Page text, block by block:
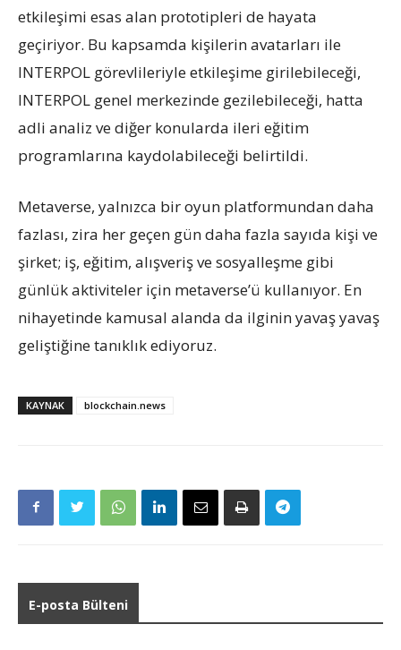
etkileşimi esas alan prototipleri de hayata
geçiriyor. Bu kapsamda kişilerin avatarları ile
INTERPOL görevlileriyle etkileşime girilebileceği,
INTERPOL genel merkezinde gezilebileceği, hatta
adli analiz ve diğer konularda ileri eğitim
programlarına kaydolabileceği belirtildi.
Metaverse, yalnızca bir oyun platformundan daha
fazlası, zira her geçen gün daha fazla sayıda kişi ve
şirket; iş, eğitim, alışveriş ve sosyalleşme gibi
günlük aktiviteler için metaverse’ü kullanıyor. En
nihayetinde kamusal alanda da ilginin yavaş yavaş
geliştiğine tanıklık ediyoruz.
KAYNAK blockchain.news
E-posta Bülteni